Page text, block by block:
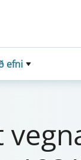
efni